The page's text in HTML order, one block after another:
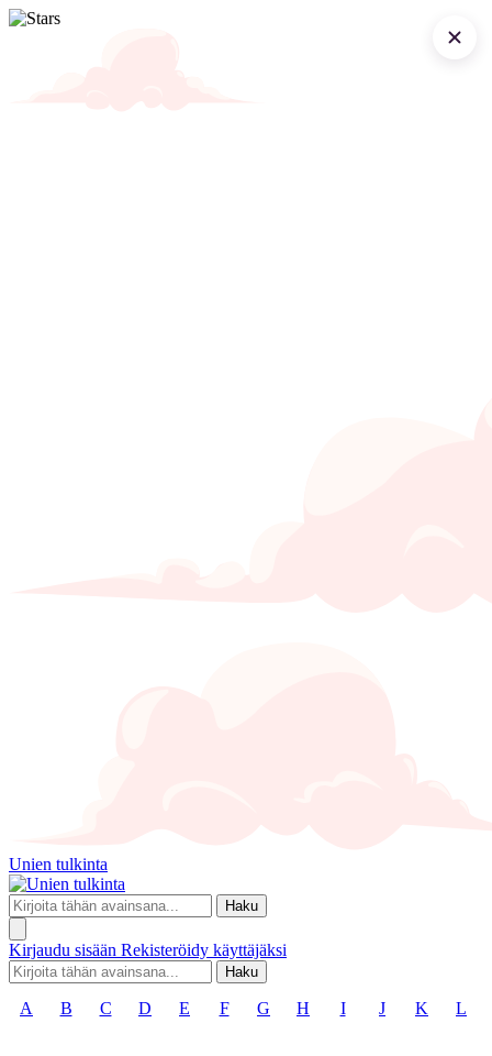
Unien tulkinta
Haku
Kirjaudu sisään Rekisteröidy käyttäjäksi
Haku
A B C D E F G H I J K L